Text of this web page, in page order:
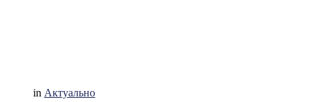
in Актуально